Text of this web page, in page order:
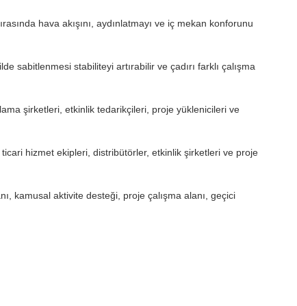
hava akışını, aydınlatmayı ve iç mekan konforunu
sabitlenmesi stabiliteyi artırabilir ve çadırı farklı çalışma
şirketleri, etkinlik tedarikçileri, proje yüklenicileri ve
hizmet ekipleri, distribütörler, etkinlik şirketleri ve proje
kamusal aktivite desteği, proje çalışma alanı, geçici